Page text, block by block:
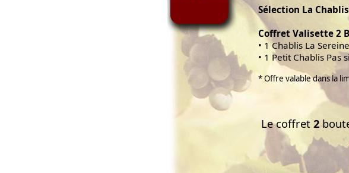
Sélection La
Coffret Valisette 2
• 1 Chablis La Sereine
• 1 Petit Chablis Pas
* Offre valable dans la
Le coffret 2